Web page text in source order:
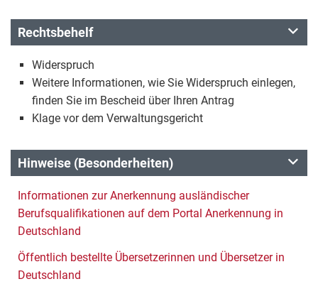
Rechtsbehelf
Widerspruch
Weitere Informationen, wie Sie Widerspruch einlegen,
finden Sie im Bescheid über Ihren Antrag
Klage vor dem Verwaltungsgericht
Hinweise (Besonderheiten)
Informationen zur Anerkennung ausländischer
Berufsqualifikationen auf dem Portal Anerkennung in
Deutschland
Öffentlich bestellte Übersetzerinnen und Übersetzer in
Deutschland